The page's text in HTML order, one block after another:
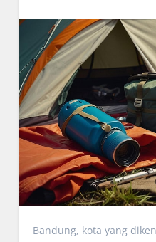
Bandung, kota yang